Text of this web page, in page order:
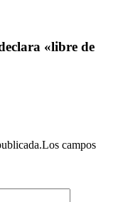
«libre de
campos